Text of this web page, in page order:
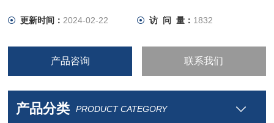
更新时间： 2024-02-22 访 问 量： 1832
产品咨询 联系我们
产品分类 PRODUCT CATEGORY